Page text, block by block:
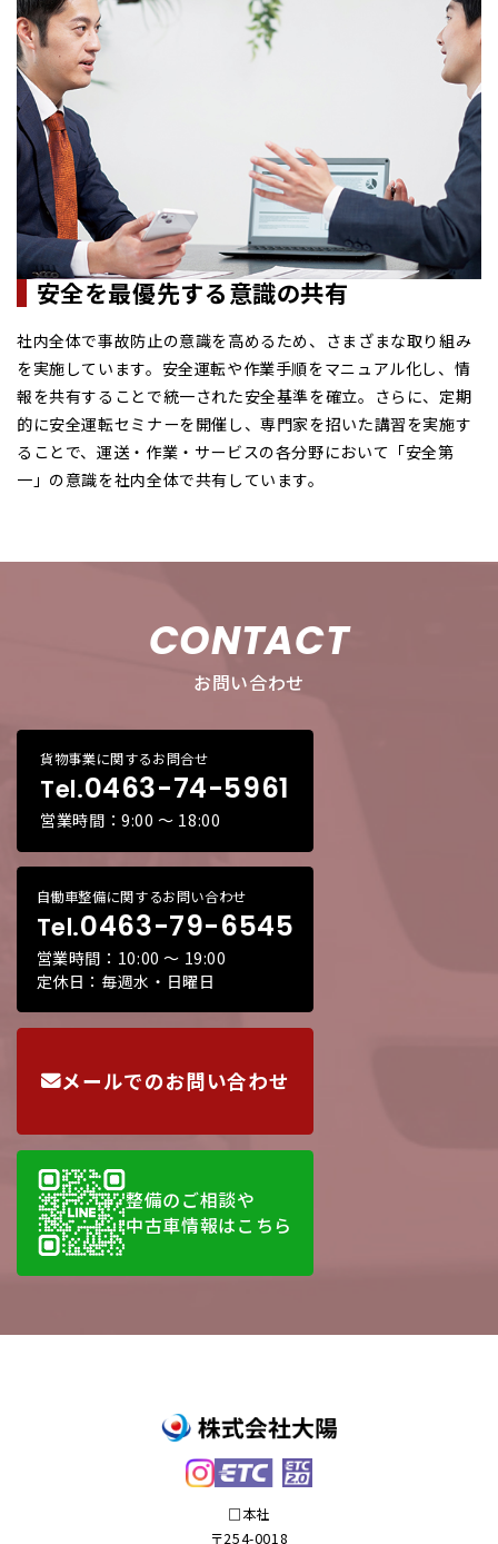
安全を最優先する意識の共有
社内全体で事故防止の意識を高めるため、さまざまな取り組み
を実施しています。安全運転や作業手順をマニュアル化し、情
報を共有することで統一された安全基準を確立。さらに、定期
的に安全運転セミナーを開催し、専門家を招いた講習を実施す
ることで、運送・作業・サービスの各分野において「安全第
一」の意識を社内全体で共有しています。
CONTACT
お問い合わせ
貨物事業に関するお問合せ
Tel.0463-74-5961
営業時間：9:00 ～ 18:00
自働車整備に関するお問い合わせ
Tel.0463-79-6545
営業時間：10:00 ～ 19:00
定休日：毎週水・日曜日
メールでのお問い合わせ
整備のご相談や
中古車情報はこちら
□本社
〒254-0018